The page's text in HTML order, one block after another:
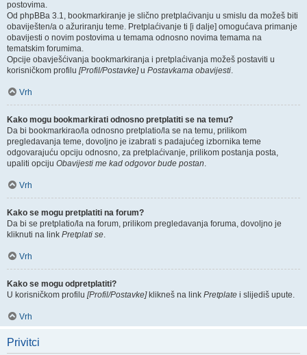
postovima.
Od phpBBa 3.1, bookmarkiranje je slično pretplaćivanju u smislu da možeš biti
obaviješten/a o ažuriranju teme. Pretplaćivanje ti [i dalje] omogućava primanje
obavijesti o novim postovima u temama odnosno novima temama na
tematskim forumima.
Opcije obavješćivanja bookmarkiranja i pretplaćivanja možeš postaviti u
korisničkom profilu [Profil/Postavke]u Postavkama obavijesti.
Vrh
Kako mogu bookmarkirati odnosno pretplatiti se na temu?
Da bi bookmarkirao/la odnosno pretplatio/la se na temu, prilikom
pregledavanja teme, dovoljno je izabrati s padajućeg izbornika teme
odgovarajuću opciju odnosno, za pretplaćivanje, prilikom postanja posta,
upaliti opciju Obavijesti me kad odgovor bude postan.
Vrh
Kako se mogu pretplatiti na forum?
Da bi se pretplatio/la na forum, prilikom pregledavanja foruma, dovoljno je
kliknuti na link Pretplati se.
Vrh
Kako se mogu odpretplatiti?
U korisničkom profilu [Profil/Postavke]klikneš na link Pretplate i slijediš upute.
Vrh
Privitci